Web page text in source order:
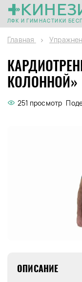
ЛФК И ГИМНАСТИКИ
Главная
КОЛОННОЙ»
251 просмотр
ОПИСАНИЕ